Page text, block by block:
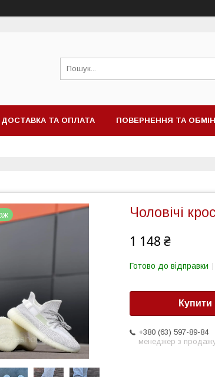
ДОСТАВКА ТА ОПЛАТА ПОВЕРНЕННЯ ТА ОБМІН
Чоловічі
1 148 ₴
Готово до відправки
Купити
+380 (63) 597-89-84
менеджер з